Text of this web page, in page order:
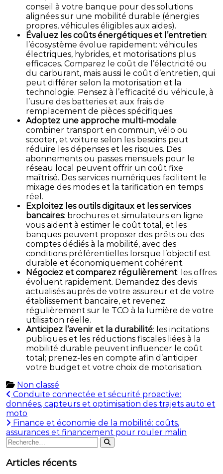
conseil à votre banque pour des solutions
alignées sur une mobilité durable (énergies
propres, véhicules éligibles aux aides).
Évaluez les coûts énergétiques et l’entretien:
l’écosystème évolue rapidement: véhicules
électriques, hybrides, et motorisations plus
efficaces. Comparez le coût de l’électricité ou
du carburant, mais aussi le coût d’entretien, qui
peut différer selon la motorisation et la
technologie. Pensez à l’efficacité du véhicule, à
l’usure des batteries et aux frais de
remplacement de pièces spécifiques.
Adoptez une approche multi-modale:
combiner transport en commun, vélo ou
scooter, et voiture selon les besoins peut
réduire les dépenses et les risques. Des
abonnements ou passes mensuels pour le
réseau local peuvent offrir un coût fixe
maîtrisé. Des services numériques facilitent le
mixage des modes et la tarification en temps
réel.
Exploitez les outils digitaux et les services
bancaires: brochures et simulateurs en ligne
vous aident à estimer le coût total, et les
banques peuvent proposer des prêts ou des
comptes dédiés à la mobilité, avec des
conditions préférentielles lorsque l’objectif est
durable et économiquement cohérent.
Négociez et comparez régulièrement: les offres
évoluent rapidement. Demandez des devis
actualisés auprès de votre assureur et de votre
établissement bancaire, et revenez
régulièrement sur le TCO à la lumière de votre
utilisation réelle.
Anticipez l’avenir et la durabilité: les incitations
publiques et les réductions fiscales liées à la
mobilité durable peuvent influencer le coût
total; prenez-les en compte afin d’anticiper
votre budget et votre choix de motorisation.
Non classé
Navigation
de
l’article
Conduite connectée et sécurité proactive:
données, capteurs et optimisation des trajets auto et
moto
Finance et économie de la mobilité: coûts,
assurances et financement pour rouler malin
Rechercher
Rechercher
Articles récents